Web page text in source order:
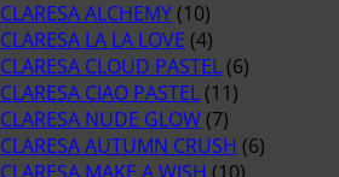
CLARESA ALCHEMY (10)
CLARESA LA LA LOVE (4)
CLARESA CLOUD PASTEL (6)
CLARESA CIAO PASTEL (11)
CLARESA NUDE GLOW (7)
CLARESA AUTUMN CRUSH (6)